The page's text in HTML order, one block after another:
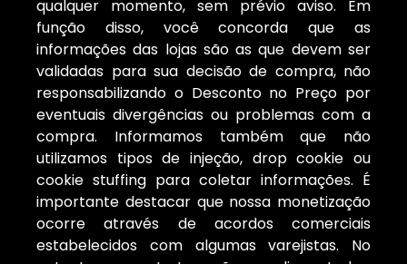
qualquer momento, sem prévio aviso. Em
função disso, você concorda que as
informações das lojas são as que devem ser
validadas para sua decisão de compra, não
responsabilizando o Desconto no Preço por
eventuais divergências ou problemas com a
compra. Informamos também que não
utilizamos tipos de injeção, drop cookie ou
cookie stuffing para coletar informações. É
importante destacar que nossa monetização
ocorre através de acordos comerciais
estabelecidos com algumas varejistas. No